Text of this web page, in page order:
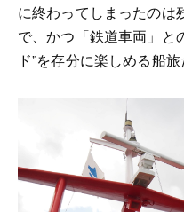
に終わってしまったのは
で、かつ「鉄道車両」と
ド”を存分に楽しめる船旅